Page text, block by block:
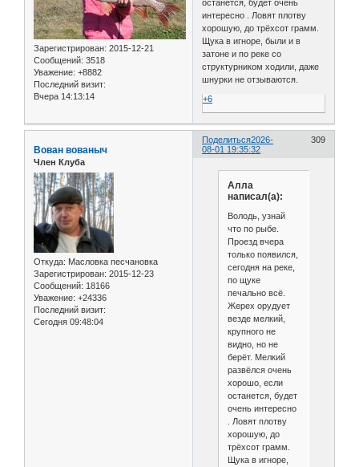
Зарегистрирован: 2015-12-21
Сообщений: 3518
Уважение: +8882
Последний визит:
Вчера 14:13:14
останется, будет очень
интересно . Ловят плотву
хорошую, до трёхсот грамм.
Щука в игноре, были и в
затоне и по реке со
структурником ходили, даже
шнурки не отзываются.
+6
Поделиться 309
2026-
08-01 19:35:32
Вован вованыч
Член Клуба
Откуда: Масловка песчановка
Зарегистрирован: 2015-12-23
Сообщений: 18166
Уважение: +24336
Последний визит:
Сегодня 09:48:04
Алла
написал(а):
Володь, узнай
что по рыбе.
Проезд вчера
только появился,
сегодня на реке,
по щуке
печально всё.
Жерех орудует
везде мелкий,
крупного не
видно, но не
берёт. Мелкий
развёлся очень
хорошо, если
останется, будет
очень интересно
. Ловят плотву
хорошую, до
трёхсот грамм.
Щука в игноре,